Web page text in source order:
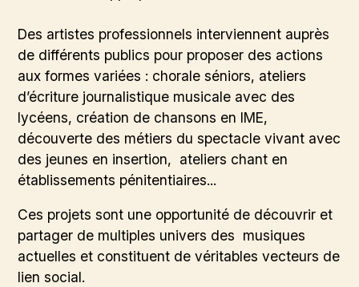
Des artistes professionnels interviennent auprès
de différents publics pour proposer des actions
aux formes variées : chorale séniors, ateliers
d’écriture journalistique musicale avec des
lycéens, création de chansons en IME,
découverte des métiers du spectacle vivant avec
des jeunes en insertion, ateliers chant en
établissements pénitentiaires...
Ces projets sont une opportunité de découvrir et
partager de multiples univers des musiques
actuelles et constituent de véritables vecteurs de
lien social.